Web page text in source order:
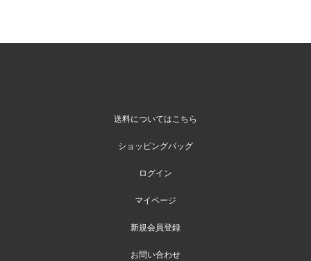
送料についてはこちら
ショッピングバッグ
ログイン
マイページ
新規会員登録
お問い合わせ